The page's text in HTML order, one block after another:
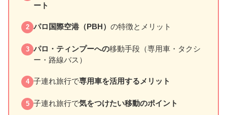
ート
2 パロ国際空港（PBH） の特徴とメリット
3 パロ・ティンプーへの移動手段（専用車・タクシ
ー・路線バス）
4 子連れ旅行で専用車を活用するメリット
5 子連れ旅行で気をつけたい移動のポイント